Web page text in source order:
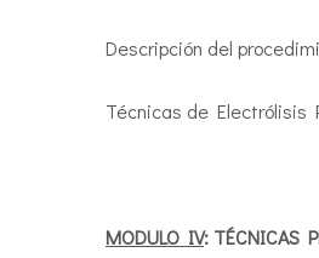
Descripción del
Técnicas de Electrólisis
MODULO IV: TÉCNICAS